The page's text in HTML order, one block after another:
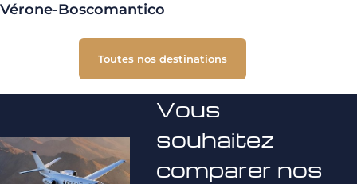
Vérone-Boscomantico
Toutes nos destinations
Vous
souhaitez
comparer nos